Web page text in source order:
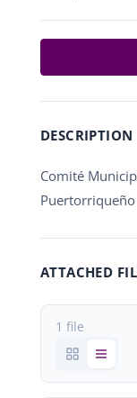
DESCRIPTION
Comité
Puertorriqueño
ATTACHED
1 file